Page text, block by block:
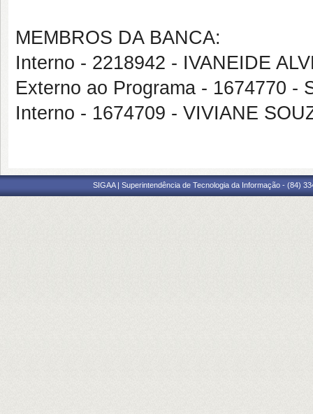
MEMBROS DA BANCA:
Interno - 2218942 - IVANEIDE
Externo ao Programa - 1674770 -
Interno - 1674709 - VIVIANE
SIGAA | Superintendência de Tecnologia da Informação - (84)